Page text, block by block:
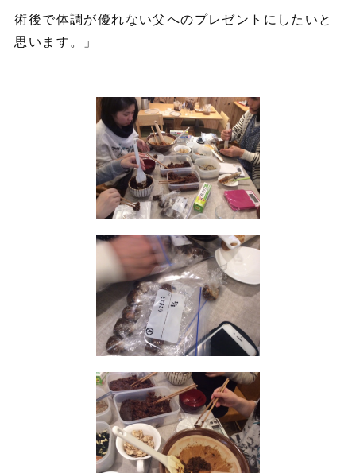
術後で体調が優れない父へのプレゼントにしたいと
思います。」